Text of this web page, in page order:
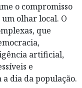
o compromisso
olhar local. O
que
artificial,
e
dia da população.